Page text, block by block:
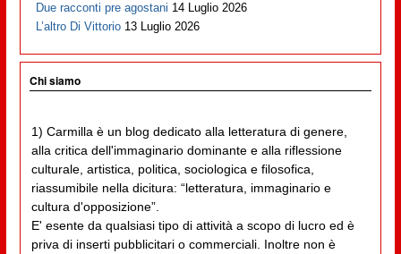
Due racconti pre agostani 14 Luglio 2026
L’altro Di Vittorio 13 Luglio 2026
Chi siamo
1) Carmilla è un blog dedicato alla letteratura di genere,
alla critica dell'immaginario dominante e alla riflessione
culturale, artistica, politica, sociologica e filosofica,
riassumibile nella dicitura: “letteratura, immaginario e
cultura d'opposizione”.
E' esente da qualsiasi tipo di attività a scopo di lucro ed è
priva di inserti pubblicitari o commerciali. Inoltre non è